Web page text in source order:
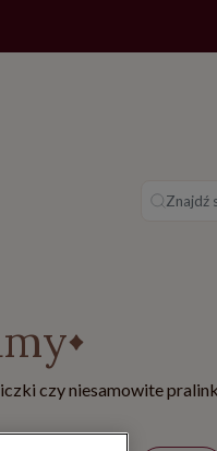
Znajdź
czy niesamowite